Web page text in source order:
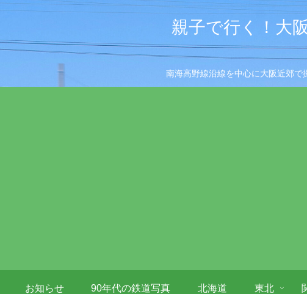
親子で行く！大
南海高野線沿線を中心に大阪近郊
お知らせ 90年代の鉄道写真 北海道 東北